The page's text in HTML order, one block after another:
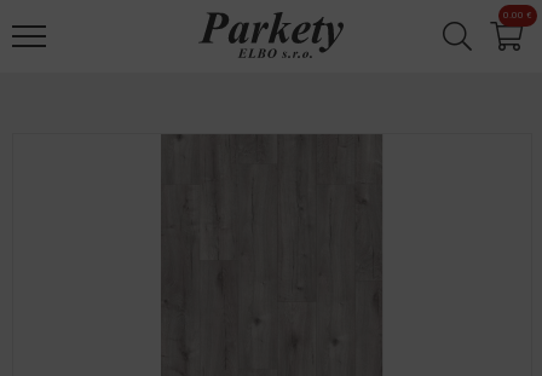
Jump to navigation 0.00 €
✕